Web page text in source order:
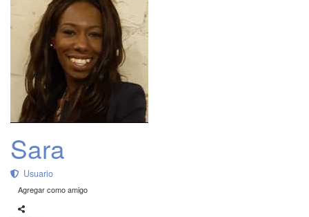
Sara
Usuario
Agregar como amigo